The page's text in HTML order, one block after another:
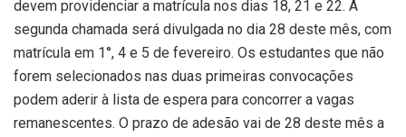
devem providenciar a matrícula nos dias 18, 21 e 22. A
segunda chamada será divulgada no dia 28 deste mês, com
matrícula em 1°, 4 e 5 de fevereiro. Os estudantes que não
forem selecionados nas duas primeiras convocações
podem aderir à lista de espera para concorrer a vagas
remanescentes. O prazo de adesão vai de 28 deste mês a